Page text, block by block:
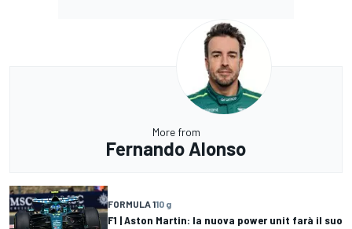
More from
Fernando Alonso
FORMULA 110 g
F1 | Aston Martin: la nuova power unit farà il suo